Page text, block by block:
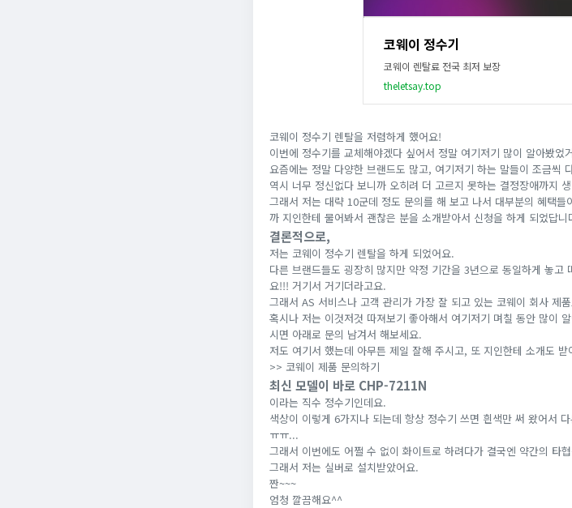
코웨이 정수기
코웨이 렌탈료 전국 최저 보장
theletsay.top
코웨이 정수기 렌탈을 저렴하게 했어요!
이번에 정수기를 교체해야겠다 싶어서 정말 여기저기 많이 알아봤었
요즘에는 정말 다양한 브랜드도 많고, 여기저기 하는 말들이 조금씩
역시 너무 정신없다 보니까 오히려 더 고르지 못하는 결정장애까지
그래서 저는 대략 10군데 정도 문의를 해 보고 나서 대부분의 혜택
까 지인한테 물어봐서 괜찮은 분을 소개받아서 신청을 하게 되었답
결론적으로,
저는 코웨이 정수기 렌탈을 하게 되었어요.
다른 브랜드들도 굉장히 많지만 약정 기간을 3년으로 동일하게 놓
요!!! 거기서 거기더라고요.
그래서 AS 서비스나 고객 관리가 가장 잘 되고 있는 코웨이 회사 제
혹시나 저는 이것저것 따져보기 좋아해서 여기저기 며칠 동안 많이
시면 아래로 문의 남겨서 해보세요.
저도 여기서 했는데 아무튼 제일 잘해 주시고, 또 지인한테 소개도
>> 코웨이 제품 문의하기
최신 모델이 바로 CHP-7211N
이라는 직수 정수기인데요.
색상이 이렇게 6가지나 되는데 항상 정수기 쓰면 흰색만 써 왔어서
ㅠㅠ...
그래서 이번에도 어쩔 수 없이 화이트로 하려다가 결국엔 약간의 타
그래서 저는 실버로 설치받았어요.
짠~~~
엄청 깔끔해요^^